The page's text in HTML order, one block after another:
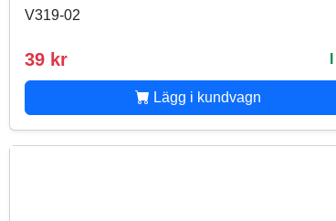
V319-02
39 kr
Lägg i kundvagn